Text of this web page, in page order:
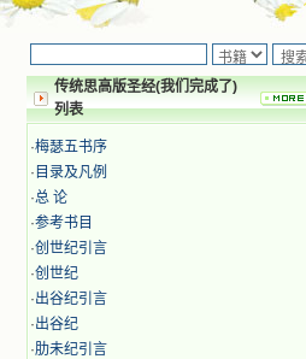
传统思高版圣经(我们完成了)
列表
·梅瑟五书序
· 目录及凡例
·总 论
·参考书目
·创世纪引言
·创世纪
·出谷纪引言
·出谷纪
·肋未纪引言